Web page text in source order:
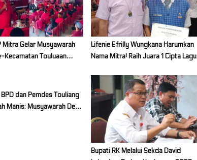
Mitra Gelar Musyawarah
Kecamatan Touluaan
Lifenie Efrilly Wungkana Harumkan
Nama Mitra! Raih Juara 1 Cipta Lagu
dan Pemdes Touliang
Manis: Musyawarah Desa
Bupati RK Melalui Sekda David